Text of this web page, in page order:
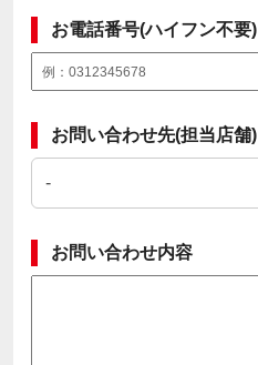
お電話番号(ハイフン不要)
お問い合わせ先(担当店舗)
お問い合わせ内容